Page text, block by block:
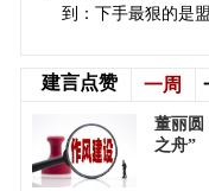
到：下手最狠的是
建言点赞 一周
董丽圆
之舟”